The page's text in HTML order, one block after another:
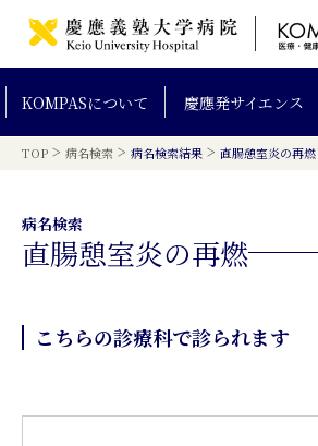
KOMPASについて 慶應発サイエンス
TOP > 病名検索 > 病名検索結果 > 直腸憩室炎の再燃
病名検索
直腸憩室炎の再燃
こちらの診療科で診られます